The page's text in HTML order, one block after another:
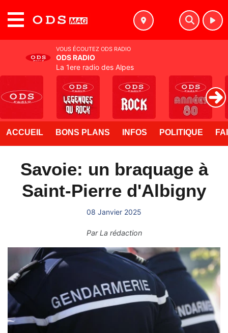
ACCUEIL BONS PLANS INFOS POLITIQUE
Savoie: un braquage à
Saint-Pierre d'Albigny
08 Janvier 2025
ParLa rédaction
VOUS ÉCOUTEZ ODS RADIO
ODS RADIO
La 1ere radio des Alpes